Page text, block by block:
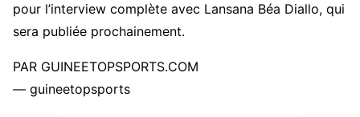
pour l’interview complète avec Lansana Béa Diallo, qui
sera publiée prochainement.
PAR GUINEETOPSPORTS.COM
— guineetopsports